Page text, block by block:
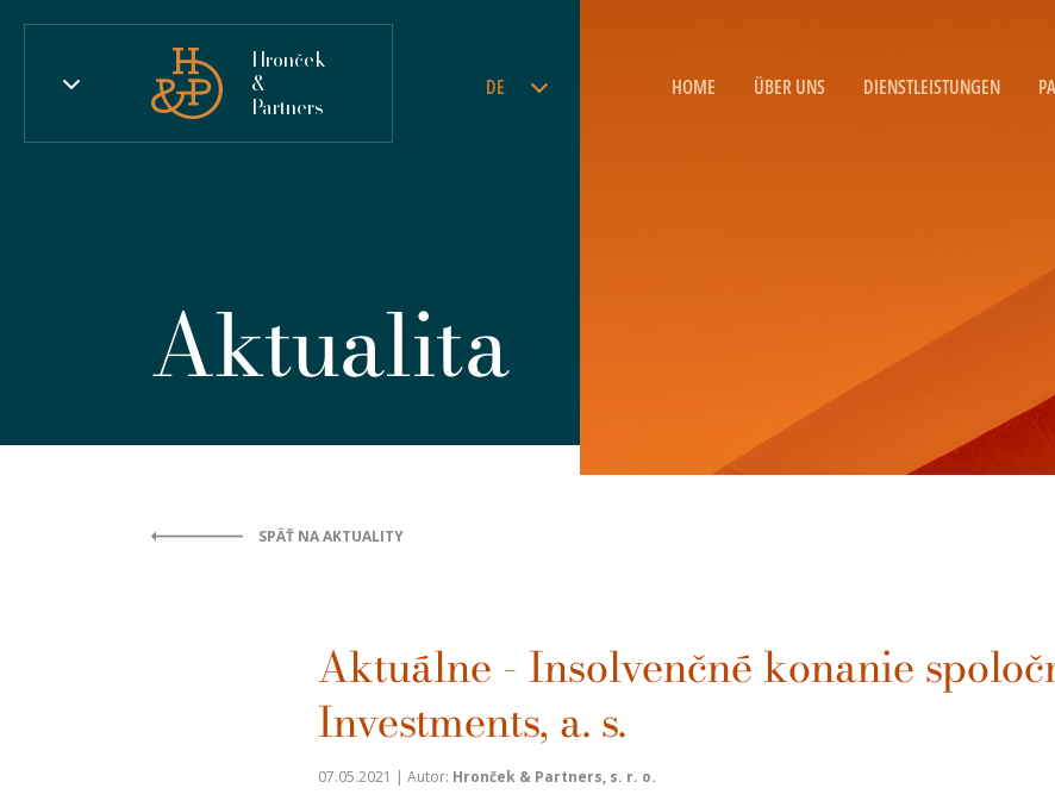
Hronček
&
Partners
DE HOME ÜBER UNS DIENSTLEISTUNGEN
Aktualita
SPÄŤ NA AKTUALITY
Aktuálne - Insolvenčné konanie
Investments, a. s.
07.05.2021 | Autor: Hronček & Partners, s. r. o.